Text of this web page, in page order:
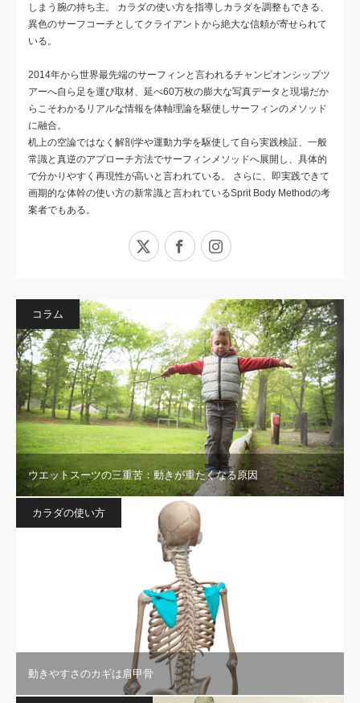
しまう腕の持ち主。 カラダの使い方を指導しカラダを調整もできる、
異色のサーフコーチとしてクライアントから絶大な信頼が寄せられて
いる。
2014年から世界最先端のサーフィンと言われるチャンピオンシップツ
アーへ自ら足を運び取材、延べ60万枚の膨大な写真データと現場だか
らこそわかるリアルな情報を体軸理論を駆使しサーフィンのメソッド
に融合。
机上の空論ではなく解剖学や運動力学を駆使して自ら実践検証、一般
常識と真逆のアプローチ方法でサーフィンメソッドへ展開し、具体的
で分かりやすく再現性が高いと言われている。 さらに、即実践できて
画期的な体幹の使い方の新常識と言われているSprit Body Methodの考
案者でもある。
Facebook
コラム
ウエットスーツの三重苦：動きが重たくなる原因
カラダの使い方
動きやすさのカギは肩甲骨